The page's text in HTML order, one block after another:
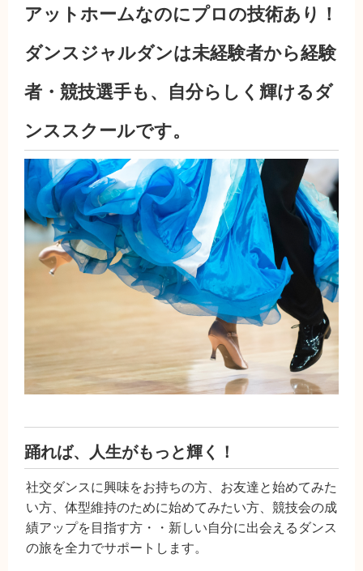
アットホームなのにプロの技術あり！
ダンスジャルダンは未経験者から経験
者・競技選手も、自分らしく輝けるダ
ンススクールです。
踊れば、人生がもっと輝く！
社交ダンスに興味をお持ちの方、お友達と始めてみた
い方、体型維持のために始めてみたい方、競技会の成
績アップを目指す方・・新しい自分に出会えるダンス
の旅を全力でサポートします。